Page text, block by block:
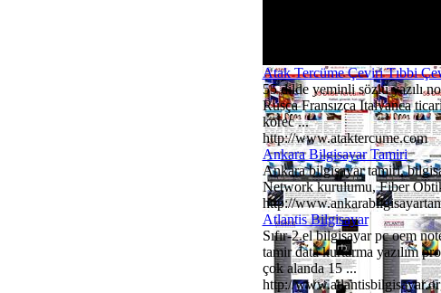
Atak Tercüme Çeviri Tıbbi
55 dilde yeminli sözlü yazılı
Rusça Fransızca Italyanca
korec ...
http://www.ataktercume.com
Ankara Bilgisayar Tamiri
Ankara bilgisayar tamiri,
Network kurulumu, Fiber
http://
Atlantis Bilgisayar
Sıfır-2.el bilgisayar pc oem
tamir data kurtarma yazılım
çok alanda 15 ...
http://